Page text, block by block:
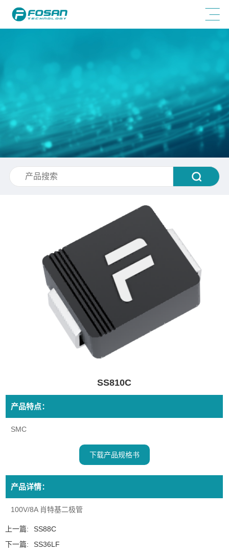
SS810C
产品特点：
SMC
下载产品规格书
产品详情：
100V/8A 肖特基二极管
上一篇:
SS88C
下一篇:
SS36LF